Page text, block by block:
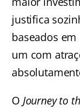
justifica
baseados em
um com
O Journey to